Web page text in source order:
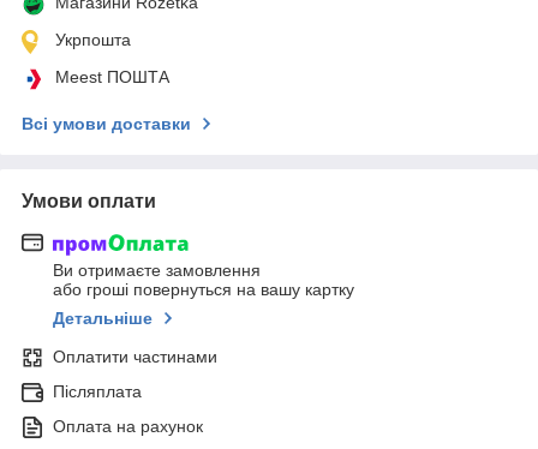
Укрпошта
Meest ПОШТА
Всі умови доставки
Умови оплати
Ви отримаєте замовлення
або гроші повернуться на вашу картку
Детальніше
Оплатити частинами
Післяплата
Оплата на рахунок